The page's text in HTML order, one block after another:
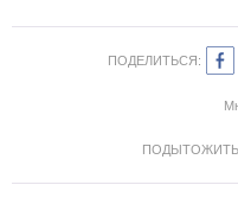
ПОДЕЛИТЬСЯ: